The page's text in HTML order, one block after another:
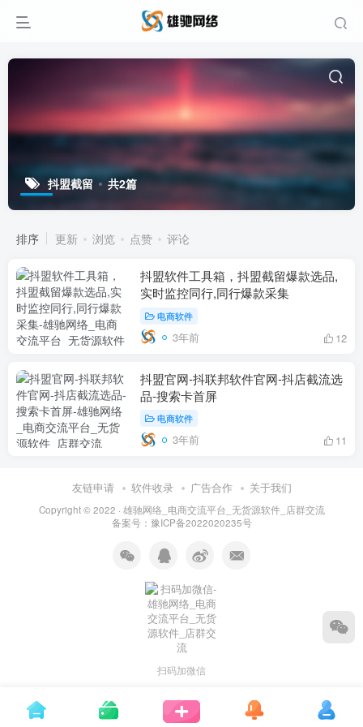
抖盟截留 共2篇
排序 更新 浏览 点赞 评论
抖盟软件工具箱，抖盟截留爆款选品,
实时监控同行,同行爆款采集
电商软件
3年前 12
抖盟官网-抖联邦软件官网-抖店截流选
品-搜索卡首屏
电商软件
3年前 11
友链申请 软件收录 广告合作 关于我们
Copyright © 2022 · 雄驰网络_电商交流平台_无货源软件_店群交流
备案号： 豫ICP备2022020235号
扫码加微信